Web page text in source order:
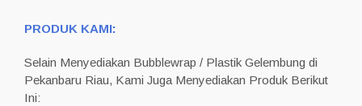
PRODUK KAMI:
Selain Menyediakan Bubblewrap / Plastik Gelembung di
Pekanbaru Riau, Kami Juga Menyediakan Produk Berikut
Ini: